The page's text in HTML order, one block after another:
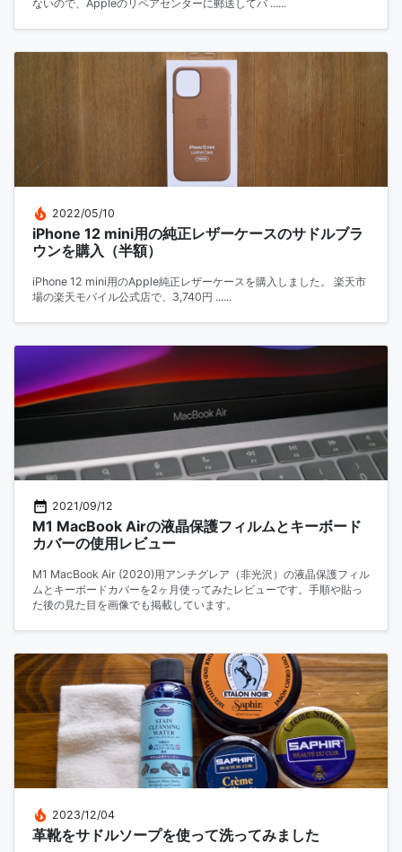
ないので、Appleのリペアセンターに郵送してバ ......
2022/05/10
iPhone 12 mini用の純正レザーケースのサドルブラ
ウンを購入（半額）
iPhone 12 mini用のApple純正レザーケースを購入しました。 楽天市
場の楽天モバイル公式店で、3,740円 ......
2021/09/12
M1 MacBook Airの液晶保護フィルムとキーボード
カバーの使用レビュー
M1 MacBook Air (2020)用アンチグレア（非光沢）の液晶保護フィル
ムとキーボードカバーを2ヶ月使ってみたレビューです。手順や貼っ
た後の見た目を画像でも掲載しています。
2023/12/04
革靴をサドルソープを使って洗ってみました